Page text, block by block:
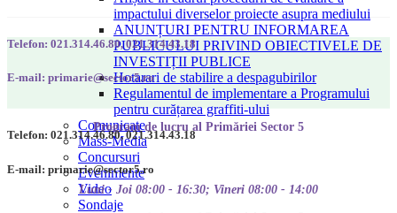
impactului diverselor proiecte asupra mediului
ANUNȚURI PENTRU INFORMAREA
PUBLICULUI PRIVIND OBIECTIVELE DE
INVESTIȚII PUBLICE
Hotarari de stabilire a despagubirilor
Regulamentul de implementare a Programului
pentru curățarea graffiti-ului
Comunicate
Mass-Media
Concursuri
Evenimente
Video
Sondaje
Telefon: 021.314.46.80, 021.314.43.18
E-mail: primarie@sector5.ro
Program de lucru al Primăriei Sector 5
Luni - Joi 08:00 - 16:30; Vineri 08:00 - 14:00
Telefon: 021.314.46.80, 021.314.43.18
E-mail: primarie@sector5.ro